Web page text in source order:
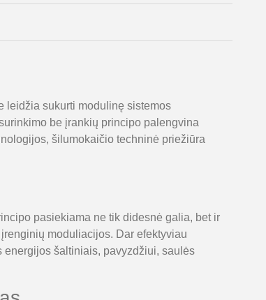
leidžia sukurti modulinę sistemos
be įrankių principo palengvina
šilumokaičio techninė priežiūra
pasiekiama ne tik didesnė galia, bet ir
moduliacijos. Dar efektyviau
šaltiniais, pavyzdžiui, saulės